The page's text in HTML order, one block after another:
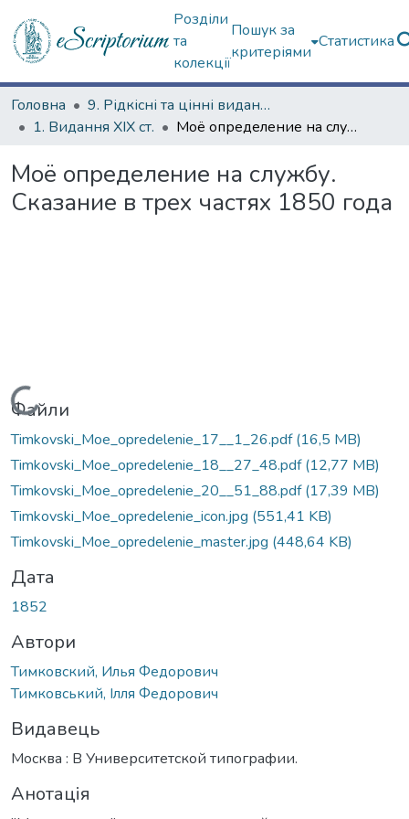
Розділи
та
колекції
Пошук за
критеріями
Статистика
Головна
9. Рідкісні та цінні видання
1. Видання ХІХ ст.
Моё определение на службу. Сказание в трех частях 1850 года
Моё определение на службу.
Сказание в трех частях 1850 года
Вантажиться...
Файли
Timkovski_Moe_opredelenie_17__1_26.pdf(16,5 MB)
Timkovski_Moe_opredelenie_18__27_48.pdf(12,77 MB)
Timkovski_Moe_opredelenie_20__51_88.pdf(17,39 MB)
Timkovski_Moe_opredelenie_icon.jpg (551,41 KB)
Timkovski_Moe_opredelenie_master.jpg (448,64 KB)
Дата
1852
Автори
Тимковский, Илья Федорович
Тимковський, Ілля Федорович
Видавець
Москва : В Университетской типографии.
Анотація